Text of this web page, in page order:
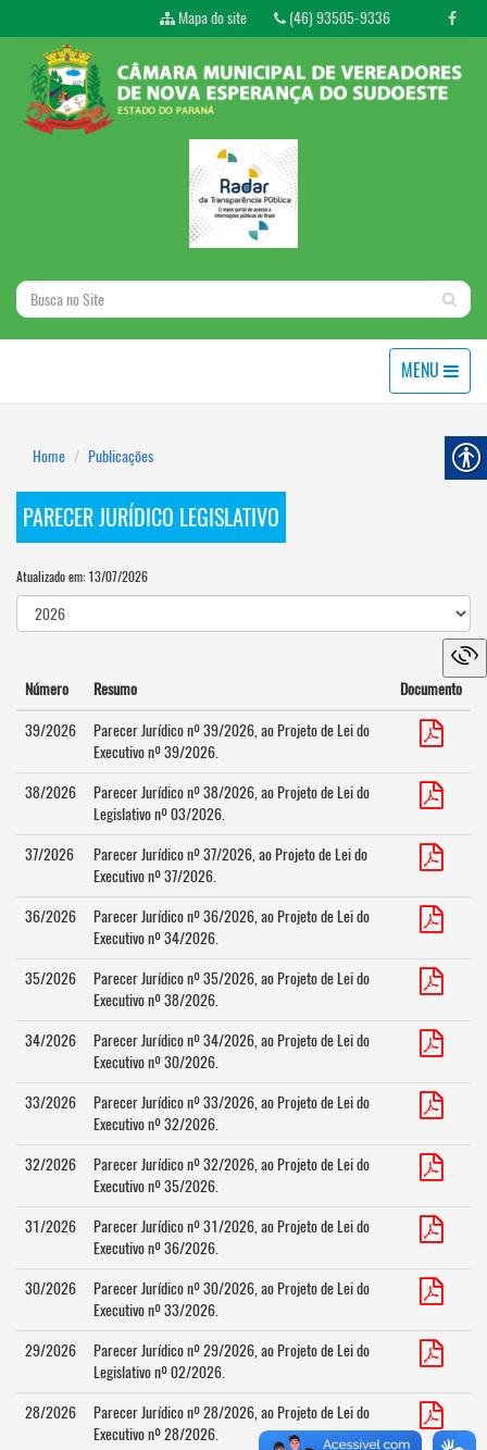
Mapa do site (46) 93505-9336
MENU
Home Publicações
PARECER JURÍDICO LEGISLATIVO
Atualizado em: 13/07/2026
Número Resumo
Documento
39/2026
Parecer Jurídico nº 39/2026, ao Projeto de Lei do
Executivo nº 39/2026.
38/2026
Parecer Jurídico nº 38/2026, ao Projeto de Lei do
Legislativo nº 03/2026.
37/2026
Parecer Jurídico nº 37/2026, ao Projeto de Lei do
Executivo nº 37/2026.
36/2026
Parecer Jurídico nº 36/2026, ao Projeto de Lei do
Executivo nº 34/2026.
35/2026
Parecer Jurídico nº 35/2026, ao Projeto de Lei do
Executivo nº 38/2026.
34/2026
Parecer Jurídico nº 34/2026, ao Projeto de Lei do
Executivo nº 30/2026.
33/2026
Parecer Jurídico nº 33/2026, ao Projeto de Lei do
Executivo nº 32/2026.
32/2026
Parecer Jurídico nº 32/2026, ao Projeto de Lei do
Executivo nº 35/2026.
31/2026
Parecer Jurídico nº 31/2026, ao Projeto de Lei do
Executivo nº 36/2026.
30/2026
Parecer Jurídico nº 30/2026, ao Projeto de Lei do
Executivo nº 33/2026.
29/2026
Parecer Jurídico nº 29/2026, ao Projeto de Lei do
Legislativo nº 02/2026.
28/2026
Parecer Jurídico nº 28/2026, ao Projeto de Lei do
Executivo nº 28/2026.